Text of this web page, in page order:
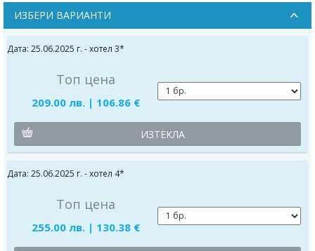
ИЗБЕРИ ВАРИАНТИ
Дата: 25.06.2025 г. - хотел 3*
Топ цена
209.00 лв. | 106.86 €
ИЗТЕКЛА
Дата: 25.06.2025 г. - хотел 4*
Топ цена
255.00 лв. | 130.38 €